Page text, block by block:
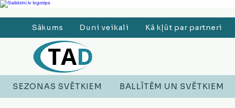
Ledusskapji, Sadzīves tehnika, Smaržas, Operatīvā atmiņa, Putekļu sūcēji, Lego,
Sākums Duni veikali Kā kļūt par partneri
SEZONAS SVĒTKIEM BALLĪTĒM UN SVĒTKIEM